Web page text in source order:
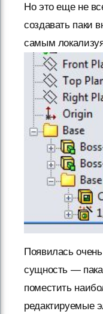
Но это еще не
создавать паки
самым
Появилась
сущность —
поместить
редактируемые